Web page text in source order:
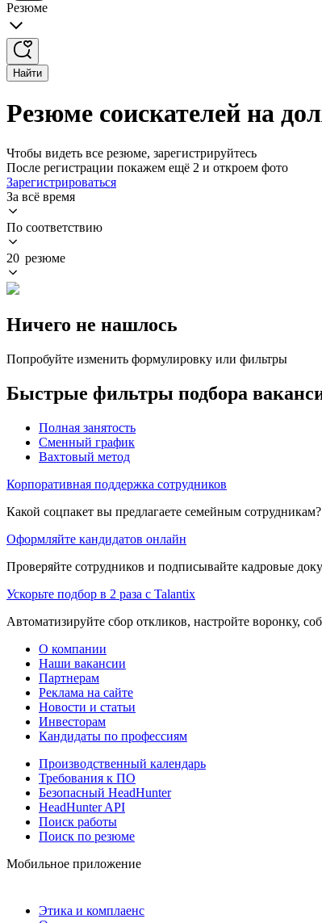
Резюме
Найти
Резюме соискателей на
Чтобы видеть все резюме, зарегистрируйтесь
После регистрации покажем ещё 2 и откроем фото
Зарегистрироваться
За всё время
По соответствию
20 резюме
Ничего не нашлось
Попробуйте изменить формулировку или фильтры
Быстрые фильтры подбора
Полная занятость
Сменный график
Вахтовый метод
Корпоративная поддержка сотрудников
Какой соцпакет вы предлагаете семейным сотрудникам?
Оформляйте кандидатов онлайн
Проверяйте сотрудников и подписывайте кадровые
Ускорьте подбор в 2 раза с Talantix
Автоматизируйте сбор откликов, настройте воронку,
О компании
Наши вакансии
Партнерам
Реклама на сайте
Новости и статьи
Инвесторам
Кандидаты по профессиям
Производственный календарь
Требования к ПО
Безопасный HeadHunter
HeadHunter API
Поиск работы
Поиск по резюме
Мобильное приложение
Этика и комплаенс